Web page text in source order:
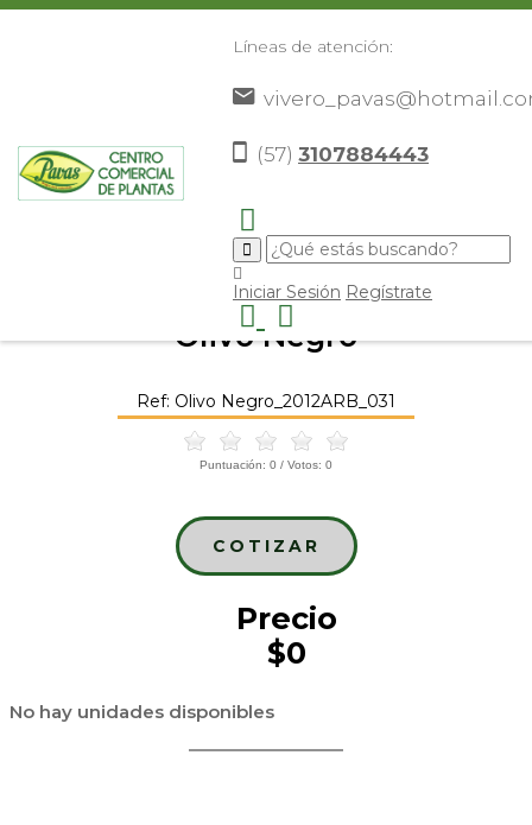
Líneas de atención:
(57) 3107884443
Iniciar Sesión Regístrate
Árboles Ornamentales>Olivo Negro
Olivo Negro
Ref: Olivo Negro_2012ARB_031
Puntuación: 0 / Votos: 0
COTIZAR
Precio
$0
No hay unidades disponibles